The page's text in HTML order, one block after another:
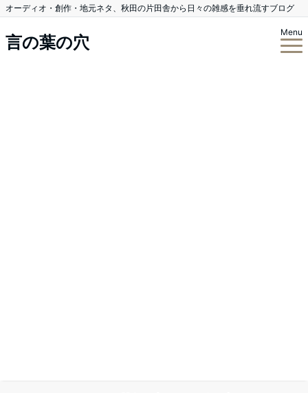
オーディオ・創作・地元ネタ、秋田の片田舎から日々の雑感を垂れ流すブログ
言の葉の穴
Menu